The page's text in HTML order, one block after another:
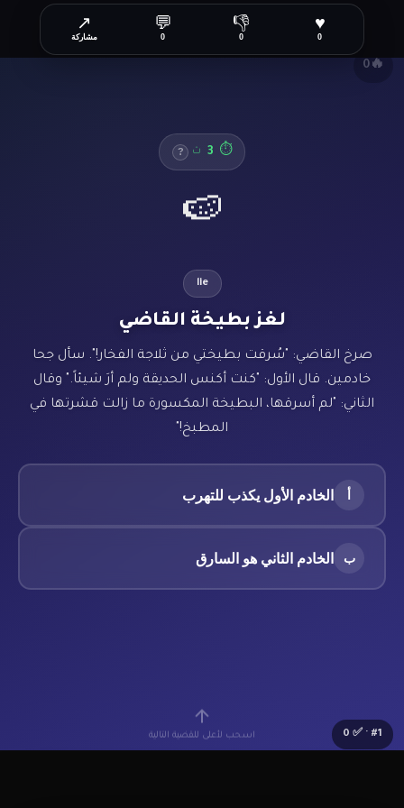
⏱
3 ث ?
🍉
lie
لغز بطيخة القاضي
صرخ القاضي: "سُرقت بطيختي من ثلاجة الفخار!". سأل جحا
خادمين. قال الأول: "كنت أكنس الحديقة ولم أرَ شيئاً." وقال
الثاني: "لم أسرقها، البطيخة المكسورة ما زالت قشرتها في
المطبخ!"
الخادم الأول يكذب للتهرب
ب الخادم الثاني هو السارق
اسحب لأعلى للقضية التالية #1
· ✅
0
🔥
0
♥
0
👎
0
💬
0
↗
مشاركة